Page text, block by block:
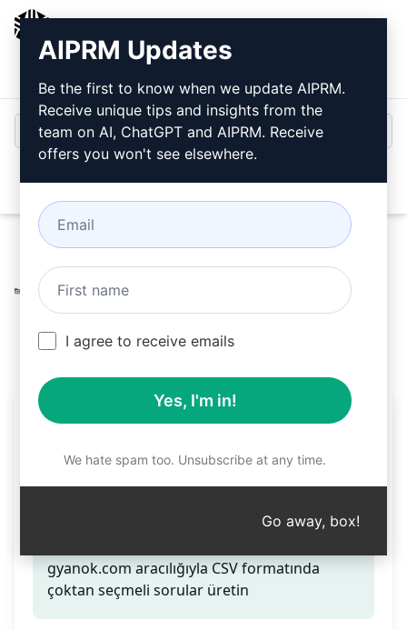
Giriş
Home / Yapay Zeka İpuçları
Prompts / CSV Formatında Çoktan Seçmeli Soru Üretimi
GyanOk Team
March 20, 2023
2,075
0 1,241
CSV Formatında Çoktan
Seçmeli Soru Üretimi
gyanok.com aracılığıyla CSV formatında
çoktan seçmeli sorular üretin
AIPRM Updates
Be the first to know when we update AIPRM.
Receive unique tips and insights from the
team on AI, ChatGPT and AIPRM. Receive
offers you won't see elsewhere.
I agree to receive emails
Yes, I'm in!
We hate spam too. Unsubscribe at any time.
Go away, box!